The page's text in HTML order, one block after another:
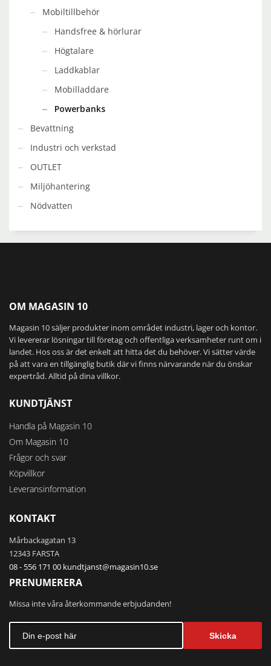
Mobiltillbehör
Handsfree & hörlurar
Högtalare
Laddkablar
Mobilladdare
Powerbanks
Bevattning
Industri och verkstad
OUTLET
Miljöhantering
Nödvatten
OM MAGASIN 10
Magasin 10 säljer produkter inom området industri, lager och kontor.
Vi levererar lösningar till företag och offentliga verksamheter runt om i
landet. Hos oss är det enkelt att hitta det du behöver. Vi sätter värde
på att vara en tillgänglig butik där vi finns närvarande när du önskar
expertråd. Alltid på dina villkor.
KUNDTJÄNST
Handla på Magasin 10
Om Magasin 10
Frågor och svar
Köpvillkor
Leveransinformation
KONTAKT
Mårbackagatan 13
12343 FARSTA
08 - 556 171 00 kundtjanst@magasin10.se
PRENUMERERA
Missa inte våra återkommande erbjudanden!
Skicka